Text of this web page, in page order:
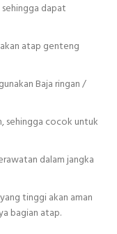
dapat
atap genteng
Baja ringan /
sehingga cocok untuk
dalam jangka
tinggi akan aman
bagian atap.